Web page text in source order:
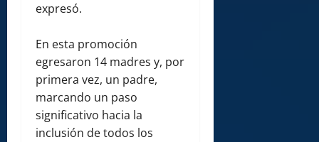
expresó.
En esta promoción
egresaron 14 madres y, por
primera vez, un padre,
marcando un paso
significativo hacia la
inclusión de todos los